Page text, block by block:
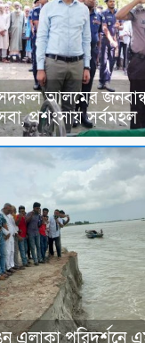
সদরুল আলমের
প্রশংসায় সর্বমহল